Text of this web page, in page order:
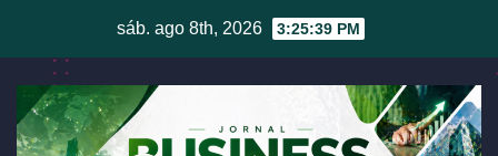
content
sáb. ago 8th, 2026 3:25:42 PM